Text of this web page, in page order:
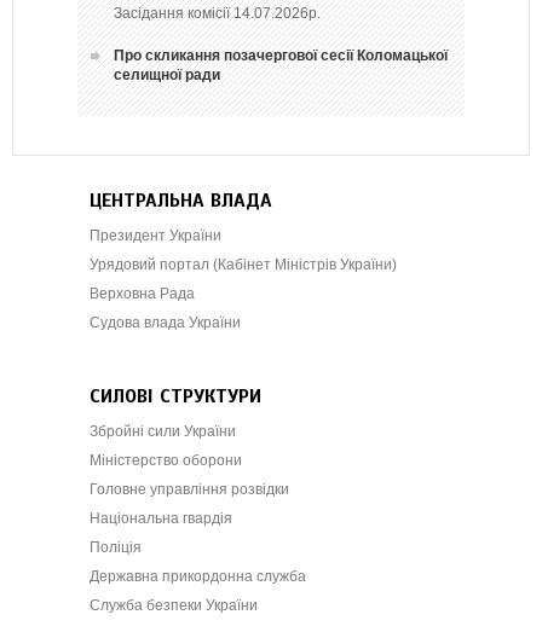
Засідання комісії 14.07.2026р.
Про скликання позачергової сесії Коломацької
селищної ради
ЦЕНТРАЛЬНА ВЛАДА
Президент України
Урядовий портал (Кабінет Міністрів України)
Верховна Рада
Судова влада України
СИЛОВІ СТРУКТУРИ
Збройні сили України
Міністерство оборони
Головне управління розвідки
Національна гвардія
Поліція
Державна прикордонна служба
Служба безпеки України